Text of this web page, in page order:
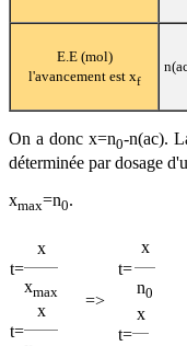
E.E (mol)
l'avancement est xf
On a donc x=n0-n(ac).
déterminée par dosage
xmax=n0.
t=
x
xmax
t=
x
=>
t=
x
n0
t=
x